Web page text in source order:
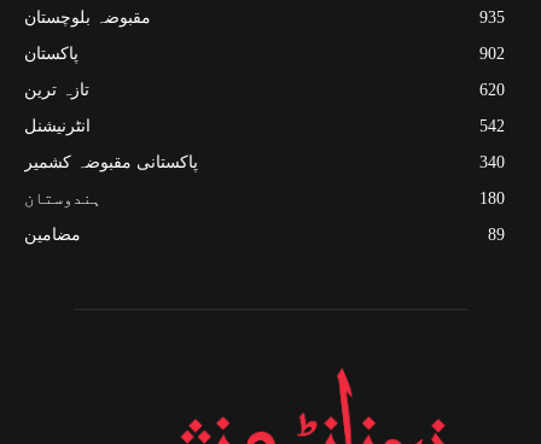
مقبوضہ بلوچستان
935
پاکستان
902
تازہ ترین
620
انٹرنیشنل
542
پاکستانی مقبوضہ کشمیر
340
ہندوستان
180
مضامین
89